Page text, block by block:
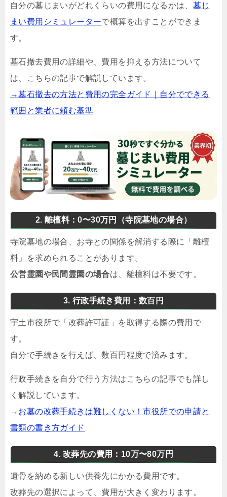
自分の墓じまいがどれくらいの費用になるかは、 墓じ
まい費用シミュレーターで概算を出すことができま
す。
墓石撤去費用の詳細や、費用を抑える方法について
は、こちらの記事で解説しています。
→墓石撤去の方法と費用の完全ガイド｜自分でできる
範囲と業者に頼む基準
2. 離檀料：0〜30万円（寺院墓地の場合）
寺院墓地の場合、お寺との関係を解消する際に「離檀
料」を求められることがあります。
公営霊園や民間霊園の場合は、離檀料は不要です。
3. 行政手続き費用：数百円
宇土市役所で「改葬許可証」を取得する際の費用で
す。
自分で手続きを行えば、数百円程度で済みます。
行政手続きを自分で行う方法はこちらの記事でも詳し
く解説しています。
→ お墓の改葬手続きは難しくない！市役所での申請と
書類の書き方ガイド
4. 改葬先の費用：10万〜80万円
遺骨を納める新しい供養先にかかる費用です。
改葬先の選択によって、費用が大きく変わります。